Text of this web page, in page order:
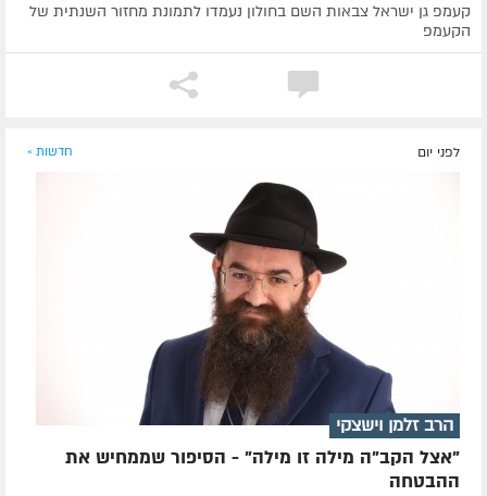
קעמפ גן ישראל צבאות השם בחולון נעמדו לתמונת מחזור השנתית של
הקעמפ
לפני יום חדשות »
הרב זלמן וישצקי
"אצל הקב"ה מילה זו מילה" - הסיפור שממחיש את
ההבטחה